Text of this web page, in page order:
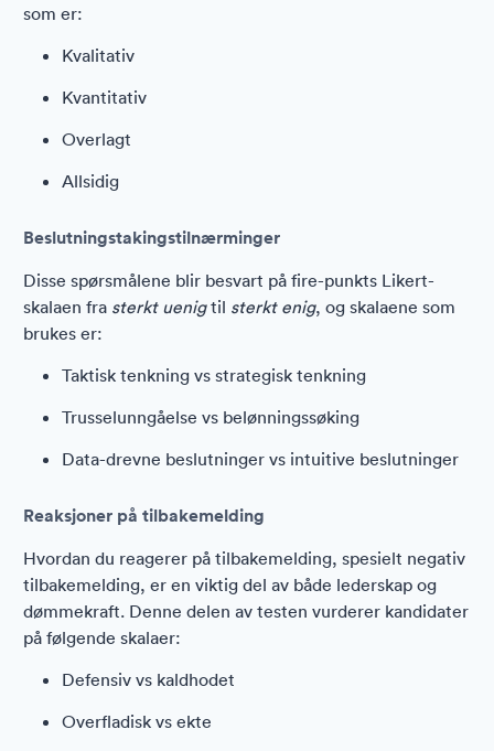
som er:
Kvalitativ
Kvantitativ
Overlagt
Allsidig
Beslutningstakingstilnærminger
Disse spørsmålene blir besvart på fire-punkts Likert-
skalaen fra sterkt uenigtil sterkt enig, og skalaene som
brukes er:
Taktisk tenkning vs strategisk tenkning
Trusselunngåelse vs belønningssøking
Data-drevne beslutninger vs intuitive beslutninger
Reaksjoner på tilbakemelding
Hvordan du reagerer på tilbakemelding, spesielt negativ
tilbakemelding, er en viktig del av både lederskap og
dømmekraft. Denne delen av testen vurderer kandidater
på følgende skalaer:
Defensiv vs kaldhodet
Overfladisk vs ekte